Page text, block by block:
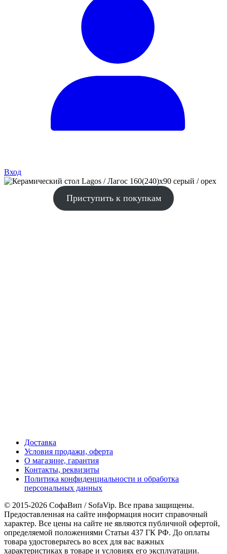
Вход
Приступить к покупкам
Доставка
Условия продажи, оферта
О магазине, гарантия
Контакты, реквизиты
Политика конфиденциальности и обработка
персональных данных
© 2015-2026 СофаВип / SofaVip. Все права защищены.
Предоставленная на сайте информация носит справочный
характер. Все цены на сайте не являются публичной офертой,
определяемой положениями Статьи 437 ГК РФ. До оплаты
товара удостоверьтесь во всех для вас важных
характеристиках в товаре и условиях его эксплуатации.